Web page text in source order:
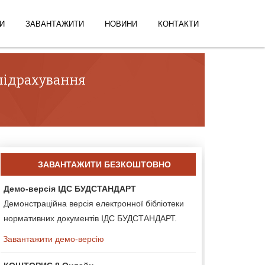
ЗАВАНТАЖИТИ НОВИНИ КОНТАКТИ
ЗАВАНТАЖИТИ БЕЗКОШТОВНО
Демо-версія ІДС БУДСТАНДАРТ
Демонстраційна версія електронної бібліотеки
нормативних документів ІДС БУДСТАНДАРТ.
Завантажити демо-версію